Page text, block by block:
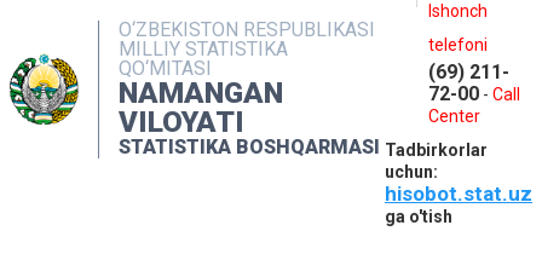
O‘ZBEKISTON RESPUBLIKASI
MILLIY STATISTIKA
QO‘MITASI
NAMANGAN
VILOYATI
STATISTIKA BOSHQARMASI
Ishonch
telefoni
(69) 211-
72-00 - Call
Center
Tadbirkorlar
uchun:
hisobot.stat.uz
ga o'tish
NASHRLAR
INTERAKTIV XIZMATLAR
MATBUOT XIZMATI
MUROJAATLAR